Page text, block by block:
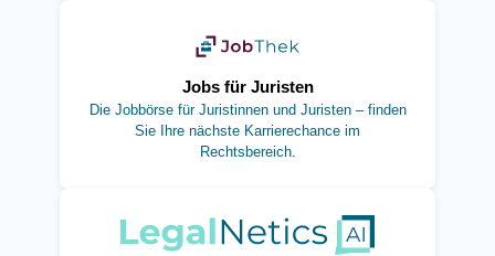
Jobs für Juristen
Die Jobbörse für Juristinnen und Juristen – finden
Sie Ihre nächste Karrierechance im
Rechtsbereich.
(öffnet in neuem Tab)
(öffnet in neuem Tab)